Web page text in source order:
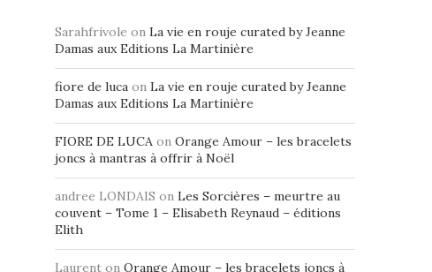
Sarahfrivole on La vie en rouje curated by Jeanne
Damas aux Editions La Martinière
fiore de luca on La vie en rouje curated by Jeanne
Damas aux Editions La Martinière
FIORE DE LUCA on Orange Amour – les bracelets
joncs à mantras à offrir à Noël
andree LONDAIS on Les Sorcières – meurtre au
couvent – Tome 1 – Elisabeth Reynaud – éditions
Elith
Laurent on Orange Amour – les bracelets joncs à